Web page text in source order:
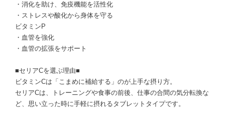
・消化を助け、免疫機能を活性化
・ストレスや酸化から身体を守る
ビタミンP
・血管を強化
・血管の拡張をサポート
■セリアCを選ぶ理由■
ビタミンCは「こまめに補給する」のが上手な摂り方。
セリアCは、トレーニングや食事の前後、仕事の合間の気分転換な
ど、思い立った時に手軽に摂れるタブレットタイプです。